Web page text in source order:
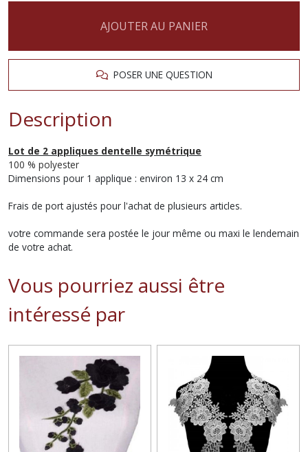
AJOUTER AU PANIER
POSER UNE QUESTION
Description
Lot de 2 appliques dentelle symétrique
100 % polyester
Dimensions pour 1 applique : environ 13 x 24 cm
Frais de port ajustés pour l'achat de plusieurs articles.
votre commande sera postée le jour même ou maxi le lendemain
de votre achat.
Vous pourriez aussi être
intéressé par